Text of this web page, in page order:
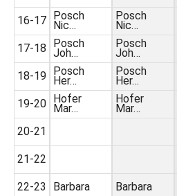
16-17
17-18
18-19
19-20
20-21
21-22
22-23
Posch
Nic…
Posch
Joh…
Posch
Her…
Hofer
Mar…
Barbara
Posch
Nic…
Posch
Joh…
Posch
Her…
Hofer
Mar…
Barbara